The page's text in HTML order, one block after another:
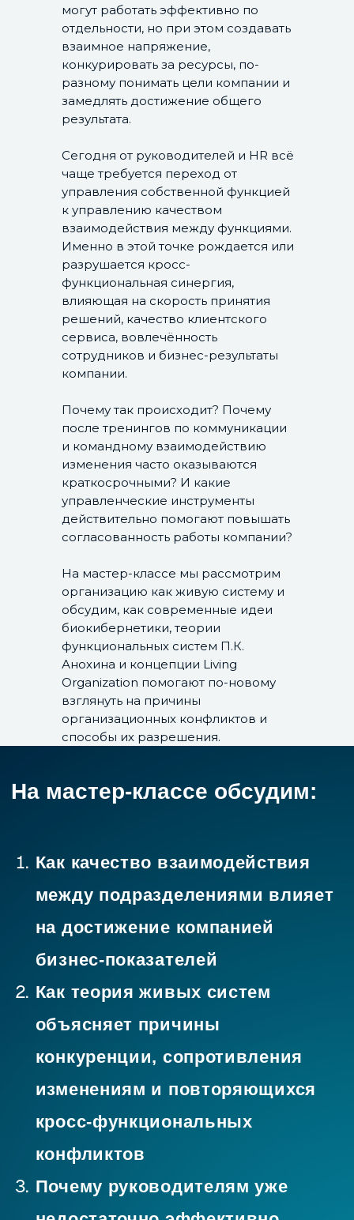
могут работать эффективно по
отдельности, но при этом создавать
взаимное напряжение,
конкурировать за ресурсы, по-
разному понимать цели компании и
замедлять достижение общего
результата.
Сегодня от руководителей и HR всё
чаще требуется переход от
управления собственной функцией
к управлению качеством
взаимодействия между функциями.
Именно в этой точке рождается или
разрушается кросс-
функциональная синергия,
влияющая на скорость принятия
решений, качество клиентского
сервиса, вовлечённость
сотрудников и бизнес-результаты
компании.
Почему так происходит? Почему
после тренингов по коммуникации
и командному взаимодействию
изменения часто оказываются
краткосрочными? И какие
управленческие инструменты
действительно помогают повышать
согласованность работы компании?
На мастер-классе мы рассмотрим
организацию как живую систему и
обсудим, как современные идеи
биокибернетики, теории
функциональных систем П.К.
Анохина и концепции Living
Organization помогают по-новому
взглянуть на причины
организационных конфликтов и
способы их разрешения.
На мастер-классе обсудим:
Как качество взаимодействия
между подразделениями влияет
на достижение компанией
бизнес-показателей
Как теория живых систем
объясняет причины
конкуренции, сопротивления
изменениям и повторяющихся
кросс-функциональных
конфликтов
Почему руководителям уже
недостаточно эффективно
управлять собственной
функцией — и приходится
учиться управлять качеством
взаимодействия между
функциями
между подразделениями и
позволяют повышать уровень
кросс-функциональной синергии
регламентов и бюрократии